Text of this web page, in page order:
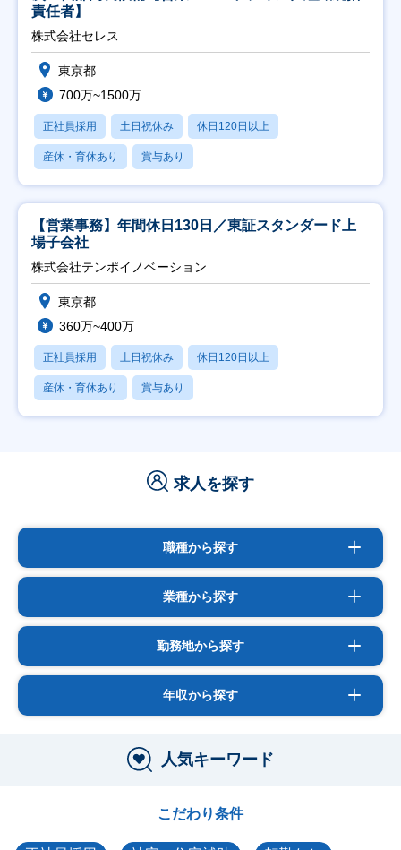
責任者】
株式会社セレス
東京都
700万~1500万
正社員採用 土日祝休み 休日120日以上
産休・育休あり 賞与あり
【営業事務】年間休日130日／東証スタンダード上
場子会社
株式会社テンポイノベーション
東京都
360万~400万
正社員採用 土日祝休み 休日120日以上
産休・育休あり 賞与あり
求人を探す
職種から探す
業種から探す
勤務地から探す
年収から探す
人気キーワード
こだわり条件